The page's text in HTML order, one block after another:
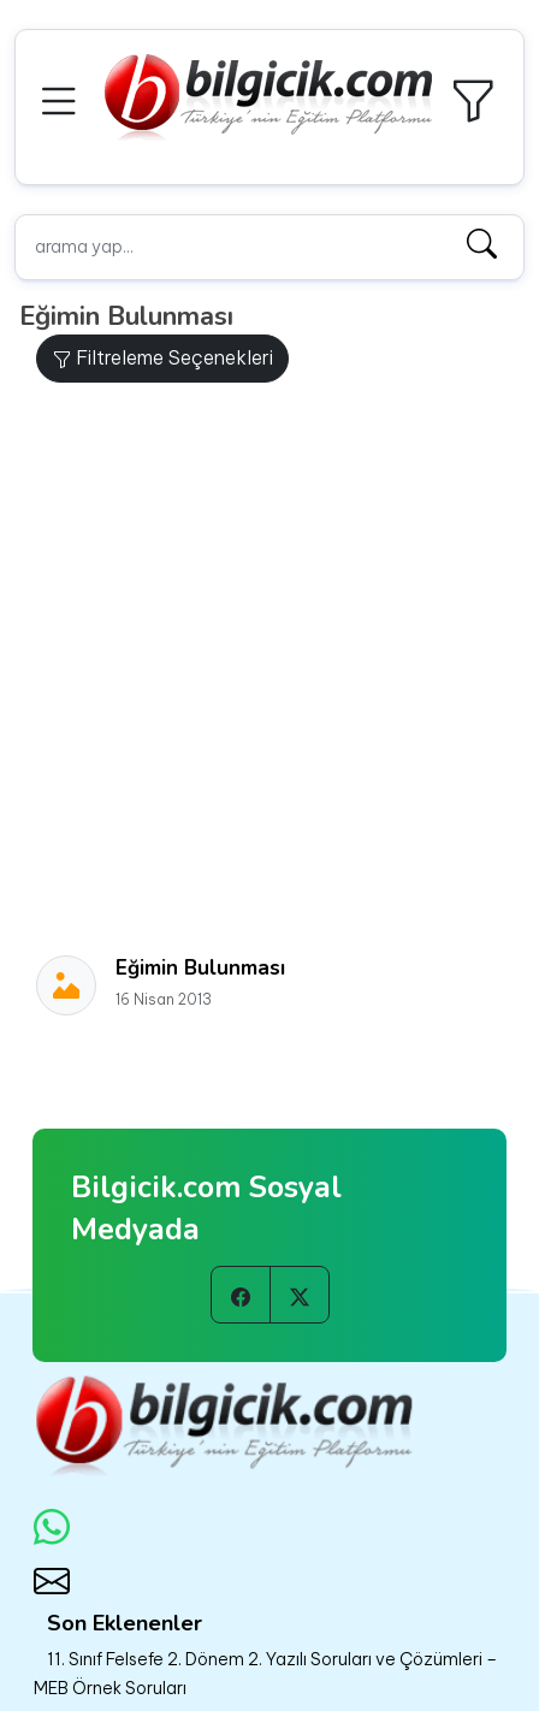
Eğimin Bulunması
Filtreleme Seçenekleri
Eğimin Bulunması
16 Nisan 2013
Bilgicik.com Sosyal
Medyada
Son Eklenenler
11. Sınıf Felsefe 2. Dönem 2. Yazılı Soruları ve Çözümleri –
MEB Örnek Soruları